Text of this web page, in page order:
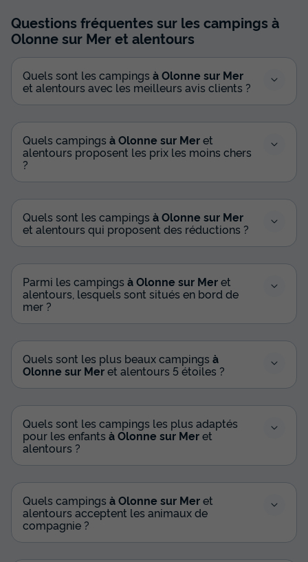
Questions fréquentes sur les campings à
Olonne sur Meret alentours
Quels sont les campings à Olonne sur Mer
et alentours avec les meilleurs avis clients ?
Quels campings à Olonne sur Meret
alentours proposent les prix les moins chers
?
Quels sont les campings à Olonne sur Mer
et alentours qui proposent des réductions ?
Parmi les campings à Olonne sur Meret
alentours, lesquels sont situés en bord de
mer ?
Quels sont les plus beaux campings à
Olonne sur Meret alentours 5 étoiles ?
Quels sont les campings les plus adaptés
pour les enfants à Olonne sur Meret
alentours ?
Quels campings à Olonne sur Meret
alentours acceptent les animaux de
compagnie ?